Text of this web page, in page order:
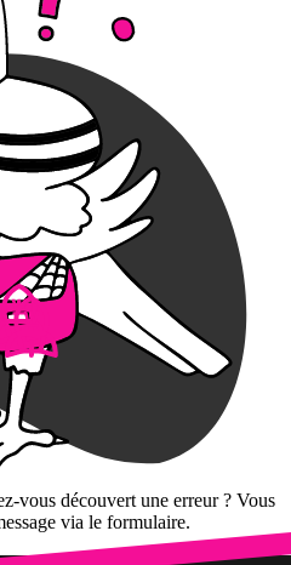
vous découvert une erreur ? Vous
via le formulaire.